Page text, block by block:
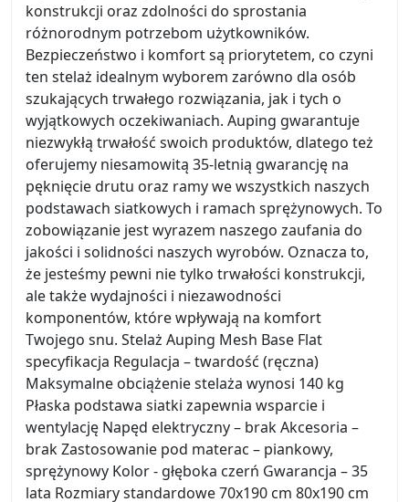
konstrukcji oraz zdolności do sprostania
różnorodnym potrzebom użytkowników.
Bezpieczeństwo i komfort są priorytetem, co czyni
ten stelaż idealnym wyborem zarówno dla osób
szukających trwałego rozwiązania, jak i tych o
wyjątkowych oczekiwaniach. Auping gwarantuje
niezwykłą trwałość swoich produktów, dlatego też
oferujemy niesamowitą 35-letnią gwarancję na
pęknięcie drutu oraz ramy we wszystkich naszych
podstawach siatkowych i ramach sprężynowych. To
zobowiązanie jest wyrazem naszego zaufania do
jakości i solidności naszych wyrobów. Oznacza to,
że jesteśmy pewni nie tylko trwałości konstrukcji,
ale także wydajności i niezawodności
komponentów, które wpływają na komfort
Twojego snu. Stelaż Auping Mesh Base Flat
specyfikacja Regulacja – twardość (ręczna)
Maksymalne obciążenie stelaża wynosi 140 kg
Płaska podstawa siatki zapewnia wsparcie i
wentylację Napęd elektryczny – brak Akcesoria –
brak Zastosowanie pod materac – piankowy,
sprężynowy Kolor - głęboka czerń Gwarancja – 35
lata Rozmiary standardowe 70x190 cm 80x190 cm